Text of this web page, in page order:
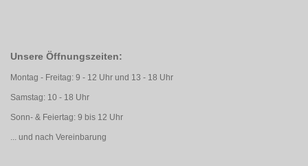
Unsere Öffnungszeiten:
Montag - Freitag: 9 - 12 Uhr und 13 - 18 Uhr
Samstag: 10 - 18 Uhr
Sonn- & Feiertag: 9 bis 12 Uhr
... und nach Vereinbarung